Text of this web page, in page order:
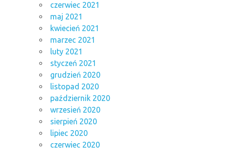
czerwiec 2021
maj 2021
kwiecień 2021
marzec 2021
luty 2021
styczeń 2021
grudzień 2020
listopad 2020
październik 2020
wrzesień 2020
sierpień 2020
lipiec 2020
czerwiec 2020